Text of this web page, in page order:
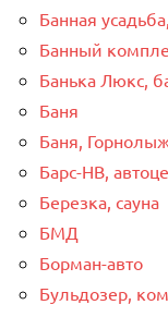
Банная
Банный
Банька Люкс,
Баня
Баня,
Барс-НВ,
Березка, сауна
БМД
Борман-авто
Бульдозер,